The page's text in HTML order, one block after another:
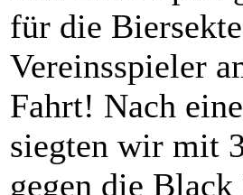
für die
Vereinsspieler
Fahrt! Nach
siegten wir mit
gegen die